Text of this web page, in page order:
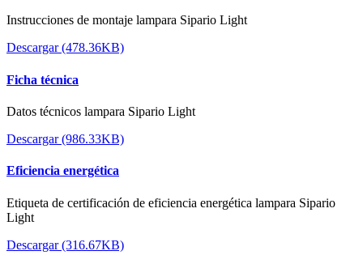
Instrucciones de montaje lampara Sipario Light
Descargar (478.36KB)
Ficha técnica
Datos técnicos lampara Sipario Light
Descargar (986.33KB)
Eficiencia energética
Etiqueta de certificación de eficiencia energética lampara Sipario
Light
Descargar (316.67KB)